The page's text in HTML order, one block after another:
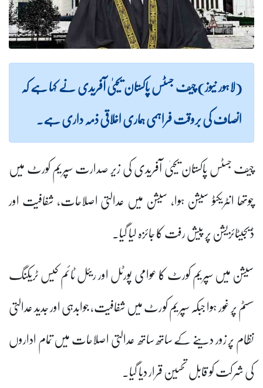
(لاہور نیوز) چیف جسٹس پاکستان یحییٰ آفریدی نے کہا ہے کہ
انصاف کی بروقت فراہمی ہماری اخلاقی ذمہ داری ہے۔
چیف جسٹس پاکستان یحییٰ آفریدی کی زیر صدارت سپریم کورٹ میں
چوتھا انٹریکٹو سیشن ہوا، سیشن میں عدالتی اصلاحات، شفافیت اور
ڈیجیٹائزیشن پر پیش رفت کا جائزہ لیا گیا۔
سیشن میں سپریم کورٹ کا عوامی پورٹل اور ریئل ٹائم کیس ٹریکنگ
سسٹم پر غور ہوا جبکہ سپریم کورٹ میں شفافیت، جوابدہی اور جدید عدالتی
نظام پر زور دینے کے ساتھ ساتھ عدالتی اصلاحات میں تمام اداروں
کی شرکت کو قابل تحسین قرار دیا گیا۔